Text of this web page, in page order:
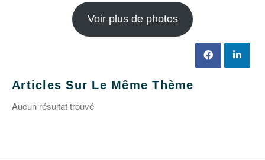
Voir plus de photos
Articles Sur Le Même Thème
Aucun résultat trouvé